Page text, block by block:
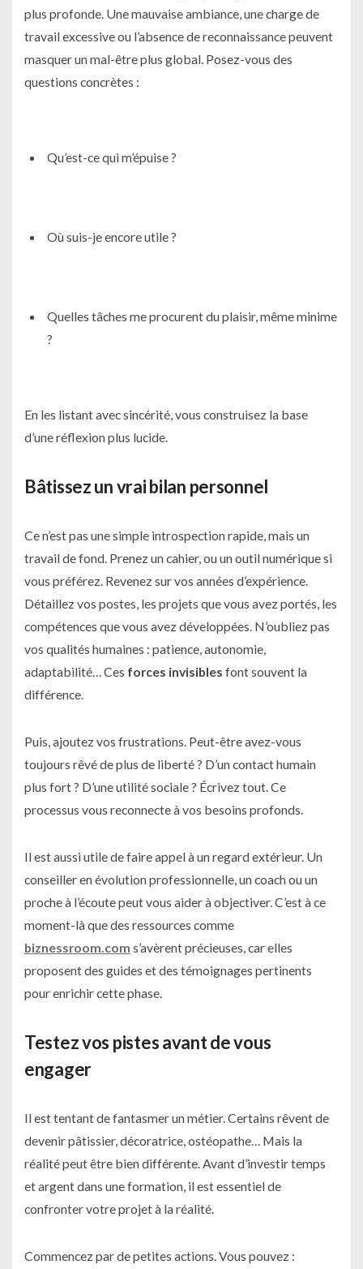
plus profonde. Une mauvaise ambiance, une charge de
travail excessive ou l’absence de reconnaissance peuvent
masquer un mal-être plus global. Posez-vous des
questions concrètes :
Qu’est-ce qui m’épuise ?
Où suis-je encore utile ?
Quelles tâches me procurent du plaisir, même minime
?
En les listant avec sincérité, vous construisez la base
d’une réflexion plus lucide.
Bâtissez un vrai bilan personnel
Ce n’est pas une simple introspection rapide, mais un
travail de fond. Prenez un cahier, ou un outil numérique si
vous préférez. Revenez sur vos années d’expérience.
Détaillez vos postes, les projets que vous avez portés, les
compétences que vous avez développées. N’oubliez pas
vos qualités humaines : patience, autonomie,
adaptabilité… Ces forces invisibles font souvent la
différence.
Puis, ajoutez vos frustrations. Peut-être avez-vous
toujours rêvé de plus de liberté ? D’un contact humain
plus fort ? D’une utilité sociale ? Écrivez tout. Ce
processus vous reconnecte à vos besoins profonds.
Il est aussi utile de faire appel à un regard extérieur. Un
conseiller en évolution professionnelle, un coach ou un
proche à l’écoute peut vous aider à objectiver. C’est à ce
moment-là que des ressources comme
biznessroom.com s’avèrent précieuses, car elles
proposent des guides et des témoignages pertinents
pour enrichir cette phase.
Testez vos pistes avant de vous
engager
Il est tentant de fantasmer un métier. Certains rêvent de
devenir pâtissier, décoratrice, ostéopathe… Mais la
réalité peut être bien différente. Avant d’investir temps
et argent dans une formation, il est essentiel de
confronter votre projet à la réalité.
Commencez par de petites actions. Vous pouvez :